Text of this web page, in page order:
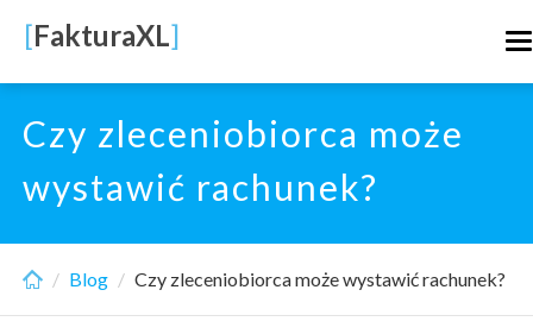
main
content
[FakturaXL]
Czy zleceniobiorca może
wystawić rachunek?
Blog Czy zleceniobiorca może wystawić rachunek?